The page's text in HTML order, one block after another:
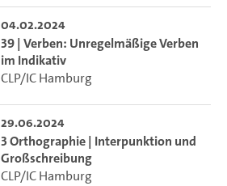
04.02.2024
39 | Verben: Unregelmäßige Verben
im Indikativ
CLP/IC Hamburg
29.06.2024
3 Orthographie | Interpunktion und
Großschreibung
CLP/IC Hamburg